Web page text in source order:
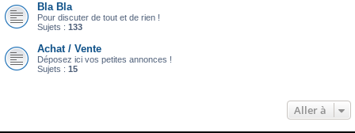
Bla Bla
Pour discuter de tout et de rien !
Sujets : 133
Achat / Vente
Déposez ici vos petites annonces !
Sujets : 15
Aller à